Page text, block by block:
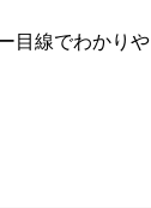
目線でわかりや